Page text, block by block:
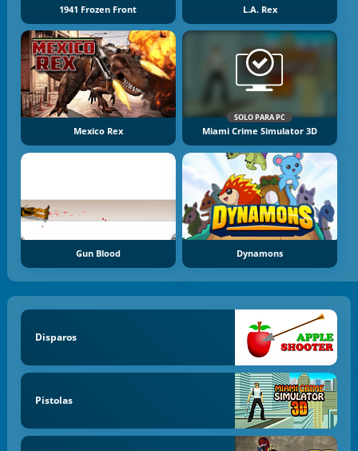
1941 Frozen Front L.A. Rex
Mexico Rex
SOLO PARA PC
Miami Crime Simulator 3D
Gun Blood Dynamons
Disparos
Pistolas